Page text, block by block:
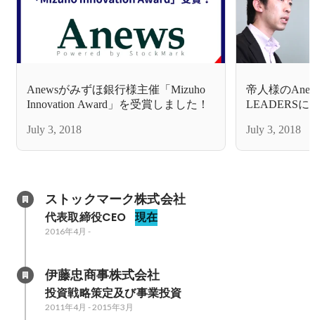
Anewsがみずほ銀行様主催「Mizuho
Innovation Award」を受賞しました！
July 3, 2018
帝人様の
LEADERSに
July 3, 2018
ストックマーク株式会社
代表取締役CEO 現在
2016年4月 -
伊藤忠商事株式会社
投資戦略策定及び事業投資
2011年4月 - 2015年3月